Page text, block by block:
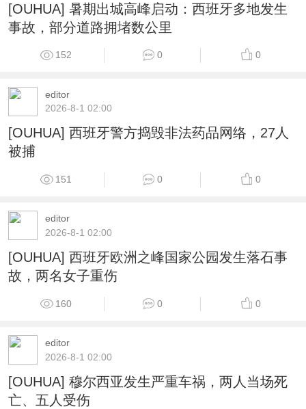
[OUHUA] 暑期出城高峰启动：西班牙多地发生
事故，部分道路拥堵数公里
152 0 0
editor
2026-8-1 02:00
[OUHUA] 西班牙警方捣毁非法药品网络，27人
被捕
151 0 0
editor
2026-8-1 02:00
[OUHUA] 西班牙欧洲之峰国家公园发生落石事
故，两名女子重伤
160 0 0
editor
2026-8-1 02:00
[OUHUA] 穆尔西亚发生严重车祸，两人当场死
亡、五人受伤